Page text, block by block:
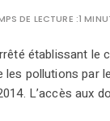
DE LECTURE :1
établissant le
les pollutions par
L’accès aux